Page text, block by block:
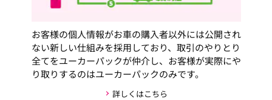
お客様の個人情報がお車の購入者以外には公開され
ない新しい仕組みを採用しており、取引のやりとり
全てをユーカーパックが仲介し、お客様が実際にや
り取りするのはユーカーパックのみです。
詳しくはこちら